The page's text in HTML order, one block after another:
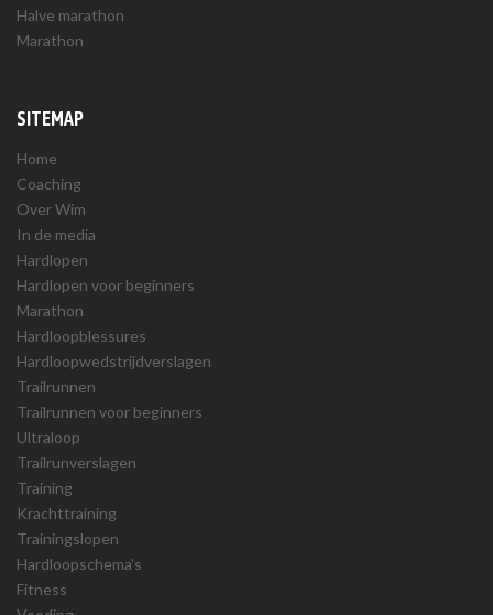
Halve marathon
Marathon
SITEMAP
Home
Coaching
Over Wim
In de media
Hardlopen
Hardlopen voor beginners
Marathon
Hardloopblessures
Hardloopwedstrijdverslagen
Trailrunnen
Trailrunnen voor beginners
Ultraloop
Trailrunverslagen
Training
Krachttraining
Trainingslopen
Hardloopschema’s
Fitness